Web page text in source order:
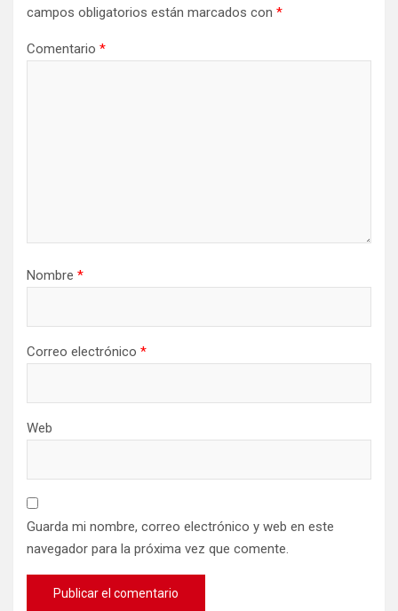
campos obligatorios están marcados con *
Comentario *
Nombre *
Correo electrónico *
Web
Guarda mi nombre, correo electrónico y web en este
navegador para la próxima vez que comente.